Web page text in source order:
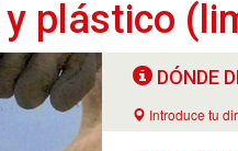
plástico
DÓNDE
Introduce tu